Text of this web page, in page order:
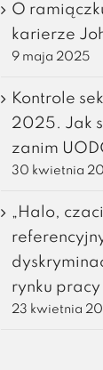
O
karierze
9 maja 2025
Kontrole
2025. Jak
zanim
30 kwietnia
„Halo,
rynku pracy
23 kwietnia